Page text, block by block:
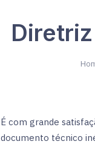
É com grande
documento técnico